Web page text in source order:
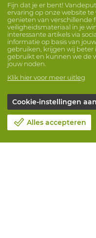
Fijn dat je er bent!
ervaring op onze website
genieten van verschillende
veiligheidsmateriaal in je
interessante artikels via
informatie op basis van
gebruiken, krijgen wij beter
gebruikt en kunnen we de
jouw noden.
Klik hier voor meer uitleg
Cookie-instellingen
Alles accepteren